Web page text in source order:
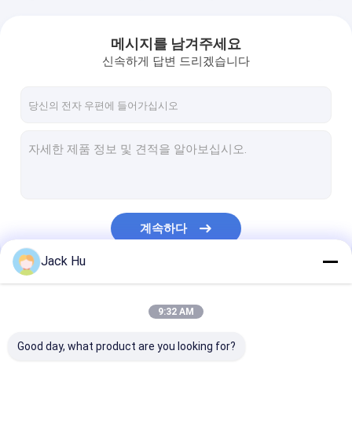
공장 견학
조회를 요청하다
체더링 트럭
메시지를 남겨주세요
신속하게 답변 드리겠습니다
계속하다
Jack Hu
9:32 AM
Good day, what product are you looking for?